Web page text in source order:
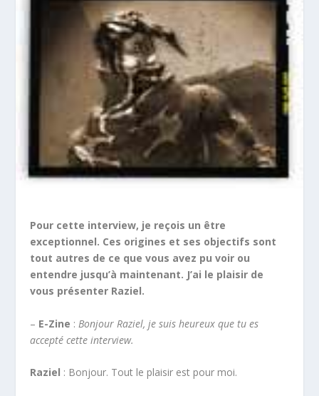
Pour cette interview, je reçois un être
exceptionnel. Ces origines et ses objectifs sont
tout autres de ce que vous avez pu voir ou
entendre jusqu’à maintenant. J’ai le plaisir de
vous présenter Raziel.
– E-Zine :Bonjour Raziel, je suis heureux que tu es
accepté cette interview.
Raziel : Bonjour. Tout le plaisir est pour moi.